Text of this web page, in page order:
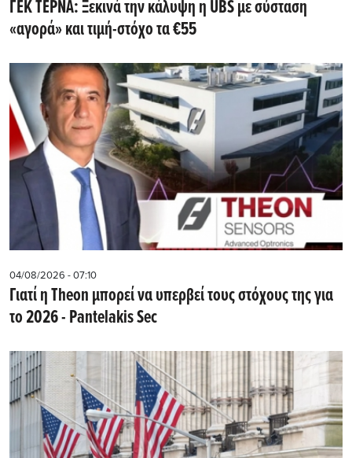
ΓΕΚ ΤΕΡΝΑ: Ξεκινά την κάλυψη η UBS με σύσταση
«αγορά» και τιμή-στόχο τα €55
04/08/2026 - 07:10
Γιατί η Theon μπορεί να υπερβεί τους στόχους της για
το 2026 - Pantelakis Sec